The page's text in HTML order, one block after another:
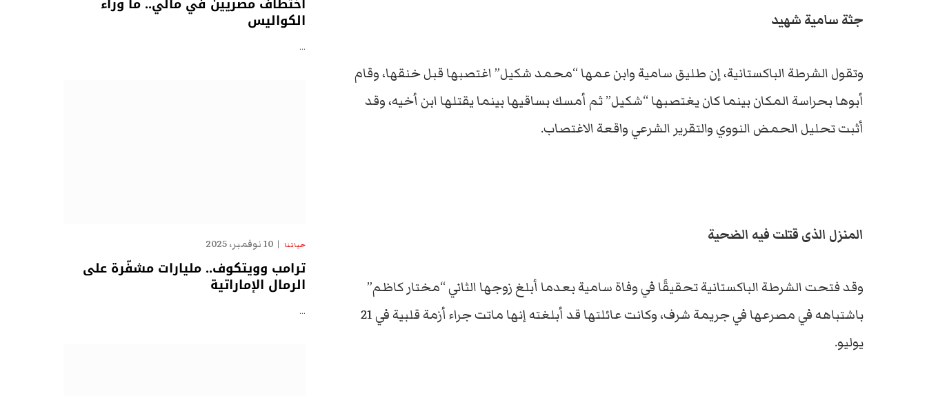
جثة سامية شهيد
وتقول الشرطة الباكستانية، إن طليق سامية وابن عمها “محمد شكيل” اغتصبها قبل خنقها، وقام
أبوها بحراسة المكان بينما كان يغتصبها “شكيل” ثم أمسك بساقيها بينما يقتلها ابن أخيه، وقد
أثبت تحليل الحمض النووي والتقرير الشرعي واقعة الاغتصاب.
المنزل الذى قتلت فيه الضحية
وقد فتحت الشرطة الباكستانية تحقيقًا في وفاة سامية بعدما أبلغ زوجها الثاني “مختار كاظم”
باشتباهه في مصرعها في جريمة شرف، وكانت عائلتها قد أبلغته إنها ماتت جراء أزمة قلبية في 21
يوليو.
الكواليس
…
حياتنا 10 نوفمبر، 2025
ترامب وويتكوف.. مليارات مشفّرة على
الرمال الإماراتية
…